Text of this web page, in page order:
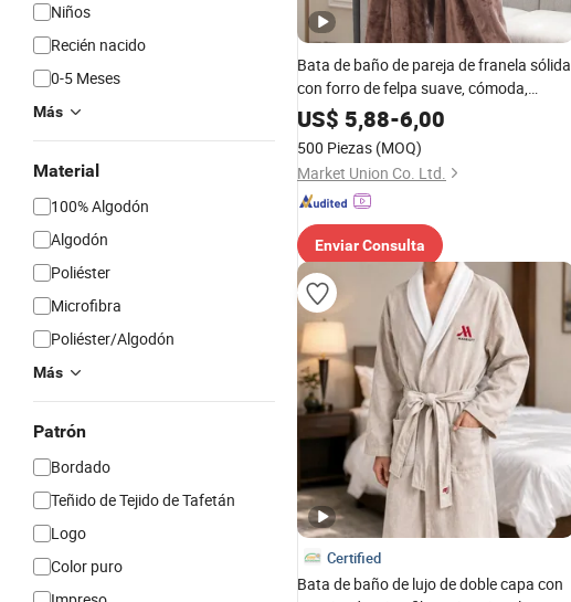
Niños
Recién nacido
0-5 Meses
Más
Material
100% Algodón
Algodón
Poliéster
Microfibra
Poliéster/Algodón
Más
Patrón
Bordado
Teñido de Tejido de Tafetán
Logo
Color puro
Bata de baño de pareja de franela sólida
con forro de felpa suave, cómoda,
cálida, de corte holgado, textil para el
hogar, pijama para el descanso diario
US$ 5,88-6,00
500 Piezas (MOQ)
Market Union Co. Ltd.
Enviar Consulta
Certified
Bata de baño de lujo de doble capa con